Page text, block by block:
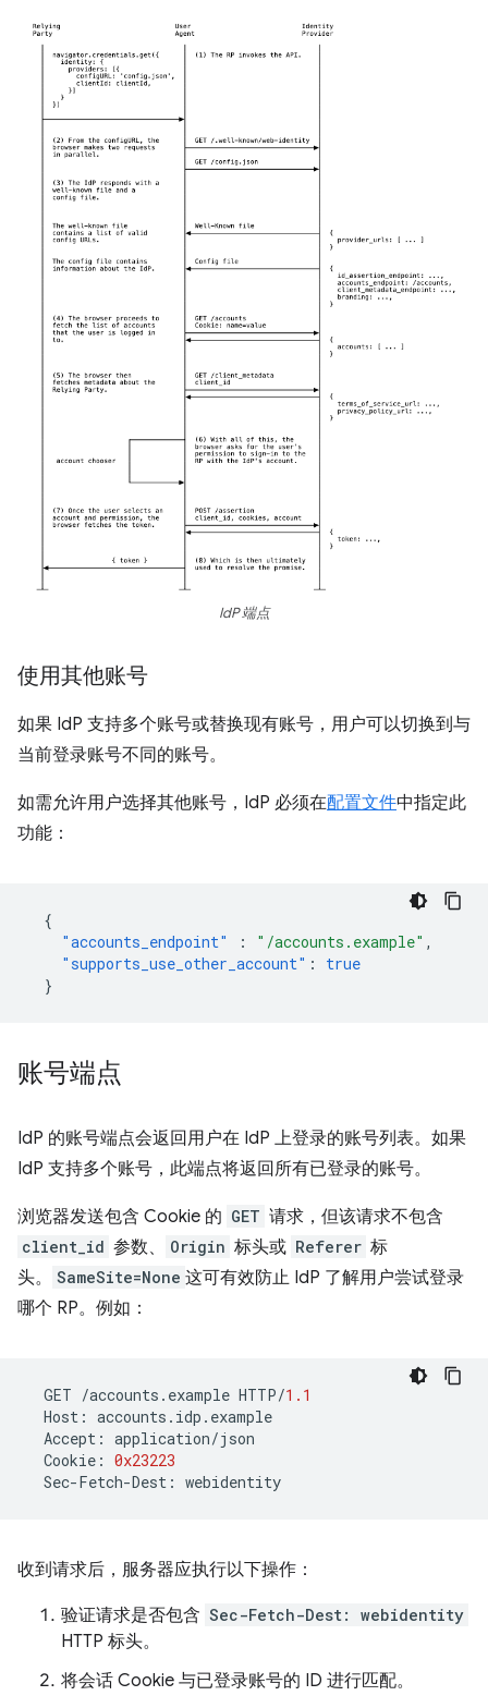
IdP 端点
使用其他账号
如果 IdP 支持多个账号或替换现有账号，用户可以切换到与
当前登录账号不同的账号。
如需允许用户选择其他账号，IdP 必须在配置文件中指定此
功能：
{
"accounts_endpoint"
: "/accounts.example" ,
"supports_use_other_account" :
true
}
账号端点
IdP 的账号端点会返回用户在 IdP 上登录的账号列表。如果
IdP 支持多个账号，此端点将返回所有已登录的账号。
浏览器发送包含 Cookie 的 GET 请求，但该请求不包含
client_id 参数、 Origin 标头或 Referer 标
头。
SameSite=None 这可有效防止 IdP 了解用户尝试登录
哪个 RP。例如：
GET /accounts . example HTTP/1.1
Host : accounts . idp . example
Accept : application/json
Cookie : 0x23223
Sec-Fetch-Dest : webidentity
收到请求后，服务器应执行以下操作：
验证请求是否包含 Sec-Fetch-Dest: webidentity
HTTP 标头。
将会话 Cookie 与已登录账号的 ID 进行匹配。